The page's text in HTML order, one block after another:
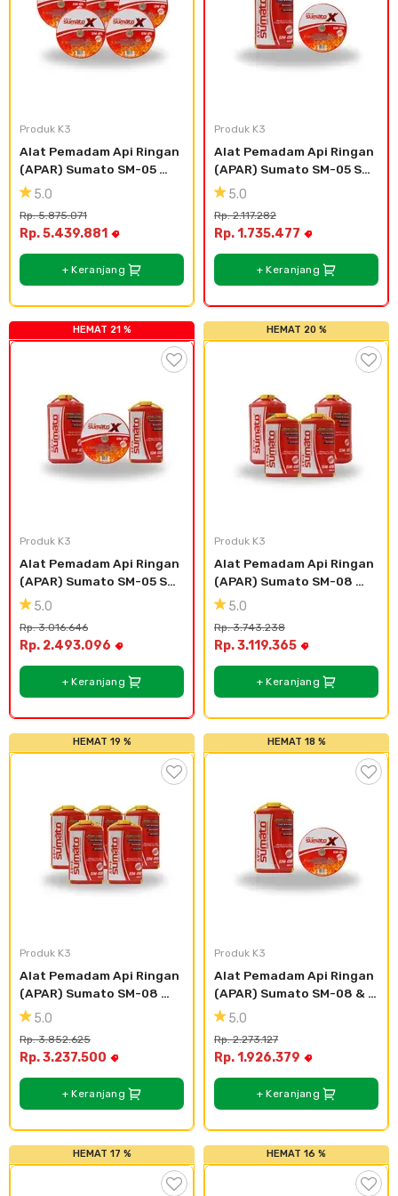
Plafon & Partisi
Peralatan & Perkakas
Aksesoris Perabot
Scaffolding
Konstruksi
Atap & Lantai
Cat dan Kimia
Saniter
Material Alam
Besi Profil & Baja
Semen & Sejenisnya
Sistem Elektrikal
Produk K3
Alat Pemadam Api Ringan
(APAR) Sumato SM-05
(5pcs)
5.0
Rp. 5.875.071
Rp. 5.439.881
+ Keranjang
Produk K3
Alat Pemadam Api Ringan
(APAR) Sumato SM-05 SM-
085.0
Rp. 2.117.282
Rp. 1.735.477
+ Keranjang
HEMAT 21 %
Produk K3
Alat Pemadam Api Ringan
(APAR) Sumato SM-05 SM-
08 SM-10
5.0
Rp. 3.016.646
Rp. 2.493.096
+ Keranjang
HEMAT 20 %
Produk K3
Alat Pemadam Api Ringan
(APAR) Sumato SM-08
(2pcs) SM-10 (2pcs)
5.0
Rp. 3.743.238
Rp. 3.119.365
+ Keranjang
HEMAT 19 %
Produk K3
Alat Pemadam Api Ringan
(APAR) Sumato SM-08
(5pcs)
5.0
Rp. 3.852.625
Rp. 3.237.500
+ Keranjang
HEMAT 18 %
Produk K3
Alat Pemadam Api Ringan
(APAR) Sumato SM-08 &
SM-05
5.0
Rp. 2.273.127
Rp. 1.926.379
+ Keranjang
HEMAT 17 % HEMAT 16 %